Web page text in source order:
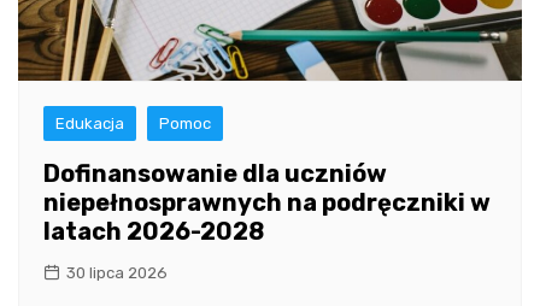
Edukacja Pomoc
Dofinansowanie dla uczniów
niepełnosprawnych na podręczniki w
latach 2026-2028
30 lipca 2026